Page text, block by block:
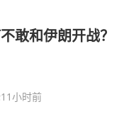
敢和伊朗开战？
11小时前